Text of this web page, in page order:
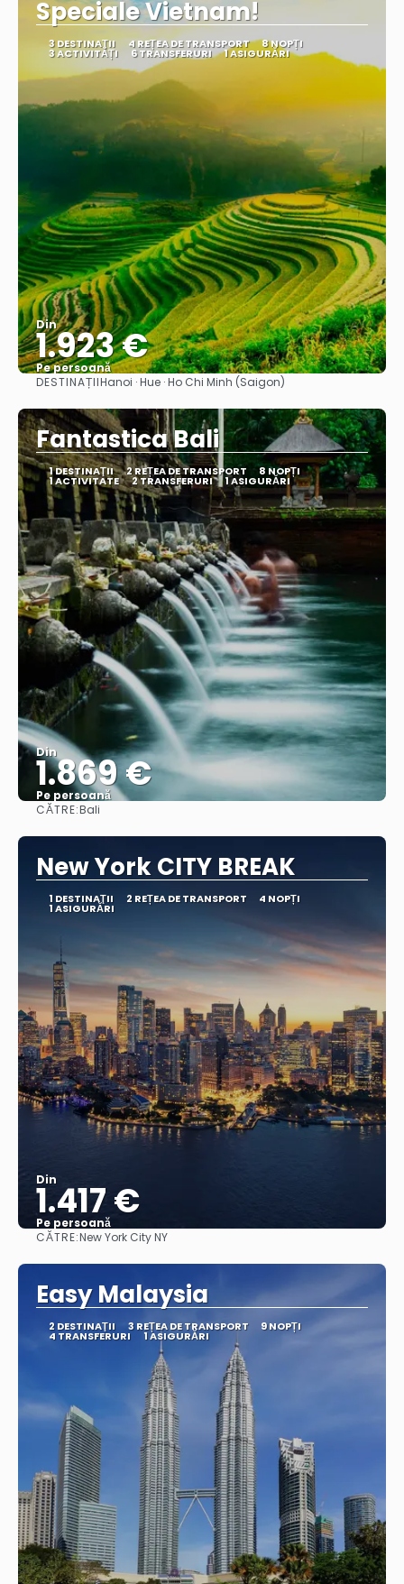
Speciale Vietnam!
3 DESTINAŢII 4 REȚEA DE TRANSPORT 8 NOPȚI
3 ACTIVITĂȚI 6 TRANSFERURI 1 ASIGURĂRI
Din
1.923 €
Pe persoană
Vedea
DESTINAȚIIHanoi · Hue · Ho Chi Minh (Saigon)
Fantastica Bali
1 DESTINAŢII 2 REȚEA DE TRANSPORT 8 NOPȚI
1 ACTIVITATE 2 TRANSFERURI 1 ASIGURĂRI
Din
1.869 €
Pe persoană
CĂTRE:Bali
New York CITY BREAK
1 DESTINAŢII 2 REȚEA DE TRANSPORT 4 NOPȚI
1 ASIGURĂRI
Din
1.417 €
Pe persoană
CĂTRE:New York City NY
Easy Malaysia
2 DESTINAŢII 3 REȚEA DE TRANSPORT 9 NOPȚI
4 TRANSFERURI 1 ASIGURĂRI